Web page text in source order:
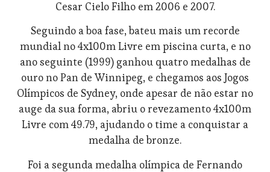
Cesar Cielo Filho em 2006 e 2007.
Seguindo a boa fase, bateu mais um recorde
mundial no 4x100m Livre em piscina curta, e no
ano seguinte (1999) ganhou quatro medalhas de
ouro no Pan de Winnipeg, e chegamos aos Jogos
Olímpicos de Sydney, onde apesar de não estar no
auge da sua forma, abriu o revezamento 4x100m
Livre com 49.79, ajudando o time a conquistar a
medalha de bronze.
Foi a segunda medalha olímpica de Fernando